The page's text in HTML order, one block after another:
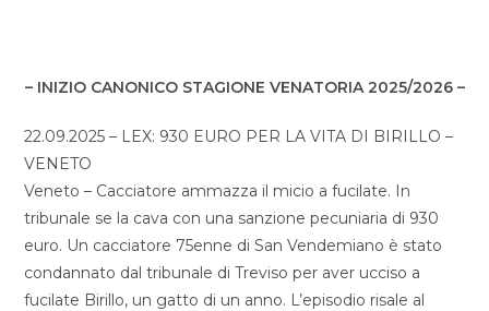
– INIZIO CANONICO STAGIONE VENATORIA 2025/2026 –
22.09.2025 – LEX: 930 EURO PER LA VITA DI BIRILLO –
VENETO
Veneto – Cacciatore ammazza il micio a fucilate. In
tribunale se la cava con una sanzione pecuniaria di 930
euro. Un cacciatore 75enne di San Vendemiano è stato
condannato dal tribunale di Treviso per aver ucciso a
fucilate Birillo, un gatto di un anno. L’episodio risale al